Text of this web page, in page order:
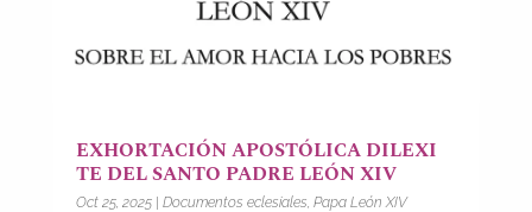
EXHORTACIÓN APOSTÓLICA DILEXI
TE DEL SANTO PADRE LEÓN XIV
Oct 25, 2025| Documentos eclesiales Papa León XIV